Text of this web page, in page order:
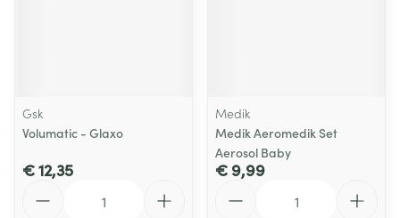
Gsk
Volumatic - Glaxo
€ 12,35
Medik
Medik Aeromedik Set
Aerosol Baby
€ 9,99